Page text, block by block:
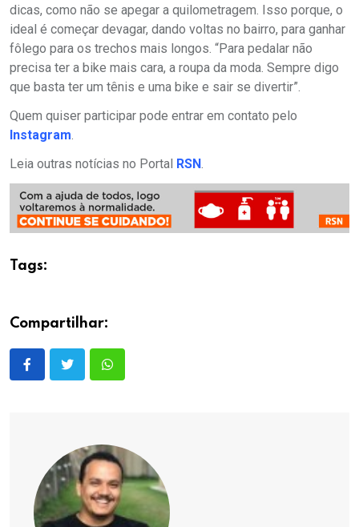
dicas, como não se apegar a quilometragem. Isso porque, o
ideal é começar devagar, dando voltas no bairro, para ganhar
fôlego para os trechos mais longos. “Para pedalar não
precisa ter a bike mais cara, a roupa da moda. Sempre digo
que basta ter um tênis e uma bike e sair se divertir”.
Quem quiser participar pode entrar em contato pelo
Instagram.
Leia outras notícias no Portal RSN.
Tags:
Compartilhar: